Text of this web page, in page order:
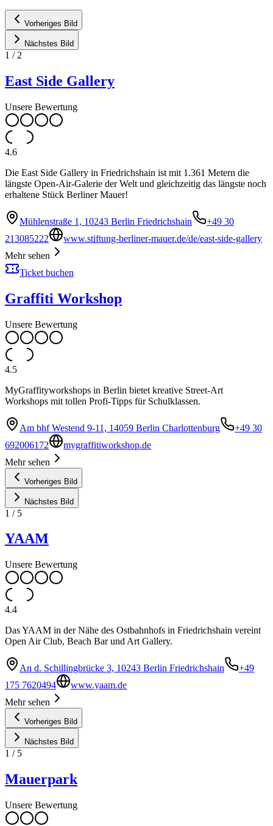
Vorheriges Bild
Nächstes Bild
1 / 2
East Side Gallery
Unsere Bewertung
4.6
Die East Side Gallery in Friedrichshain ist mit 1.361 Metern die
längste Open-Air-Galerie der Welt und gleichzeitig das längste noch
erhaltene Stück Berliner Mauer!
Mühlenstraße 1, 10243 Berlin Friedrichshain
+49 30
213085222
www.stiftung-berliner-mauer.de/de/east-side-gallery
Mehr sehen
Ticket buchen
Graffiti Workshop
Unsere Bewertung
4.5
MyGraffityworkshops in Berlin bietet kreative Street-Art
Workshops mit tollen Profi-Tipps für Schulklassen.
Am bhf Westend 9-11, 14059 Berlin Charlottenburg
+49 30
692006172
mygraffitiworkshop.de
Mehr sehen
Vorheriges Bild
Nächstes Bild
1 / 5
YAAM
Unsere Bewertung
4.4
Das YAAM in der Nähe des Ostbahnhofs in Friedrichshain vereint
Open Air Club, Beach Bar und Art Gallery.
An d. Schillingbrücke 3, 10243 Berlin Friedrichshain
+49
175 7620494
www.yaam.de
Mehr sehen
Vorheriges Bild
Nächstes Bild
1 / 5
Mauerpark
Unsere Bewertung